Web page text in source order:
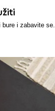
bure i zabavite se.